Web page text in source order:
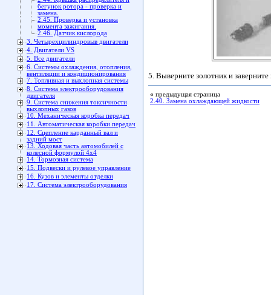
бегунок ротора - проверка и
замена.
2.45. Проверка и установка
момента зажигания.
2.46. Датчик кислорода
3. Четырехцилиндровыв двигатели
4. Двигатели VS
5. Все двигатели
6. Системы охлаждения, отопления,
вентиляции и кондиционирования
7. Топливная и выхлопная системы
8. Система электрооборудования
двигателя
9. Система снижения токсичности
выхлопных газов
10. Механическая коробка передач
11. Автоматическая коробки передач
12. Сцепление карданный вал и
задний мост
13. Ходовая часть автомобилей с
колесной формулой 4x4
14. Тормозная система
15. Подвески и рулевое управление
16. Кузов и элементы отделки
17. Система электрооборудования
5. Выверните золотник и
« предыдущая страница
2.40. Замена охлаждающей жидкости